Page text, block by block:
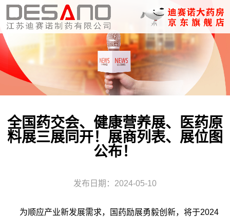
全国药交会、健康营养展、医药原
料展三展同开！展商列表、展位图
公布！
发布日期：2024-05-10
为顺应产业新发展需求，国药励展勇毅创新，将于2024